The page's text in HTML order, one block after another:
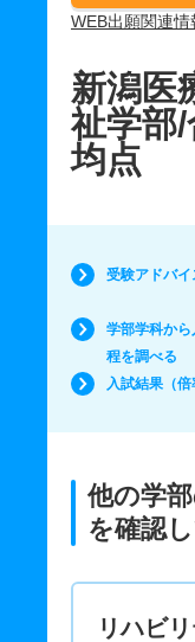
WEB出願関連情
新潟医
祉学部
均点
受験アドバイ
学部学科から
程を調べる
入試結果（
他の学
を確認
リハビ